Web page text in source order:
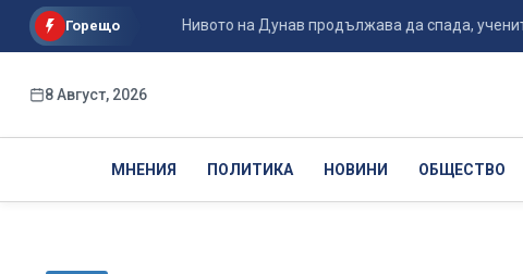
Горещо Нивото на Дунав продължава да спада, учените
8 Август, 2026
МНЕНИЯ ПОЛИТИКА НОВИНИ ОБЩЕСТВО